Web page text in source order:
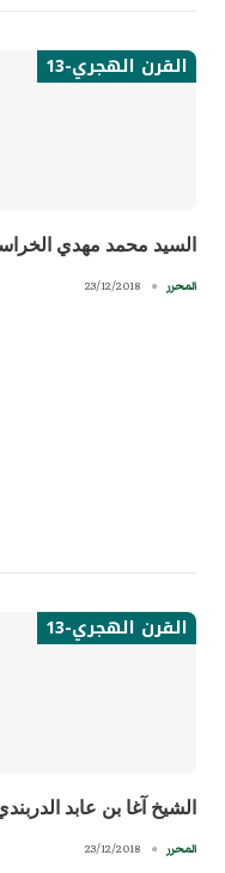
القرن الهجري-13
السيد محمد مهدي
المحرر 23/12/2018
القرن الهجري-13
الشيخ آغا بن عابد
المحرر 23/12/2018